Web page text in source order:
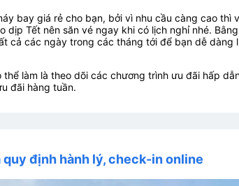
bay giá rẻ cho bạn, bởi vì nhu cầu càng cao thì
Tết nên săn vé ngay khi có lịch nghỉ nhé. Bằng
cả các ngày trong các tháng tới để bạn dễ dàng
làm là theo dõi các chương trình ưu đãi hấp
đãi hàng tuần.
định hành lý, check-in online